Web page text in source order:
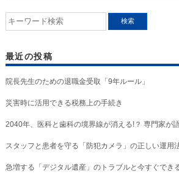
最近の投稿
院長先生のための退職金受取「9年ルール」
災害時に活用できる税務上の手続き
2040年、医科と歯科の境界線が消える!？ 専門家が
スタッフと患者を守る「防犯カメラ」の正しい運用
急増する「デジタル遺産」のトラブルと今すぐでき